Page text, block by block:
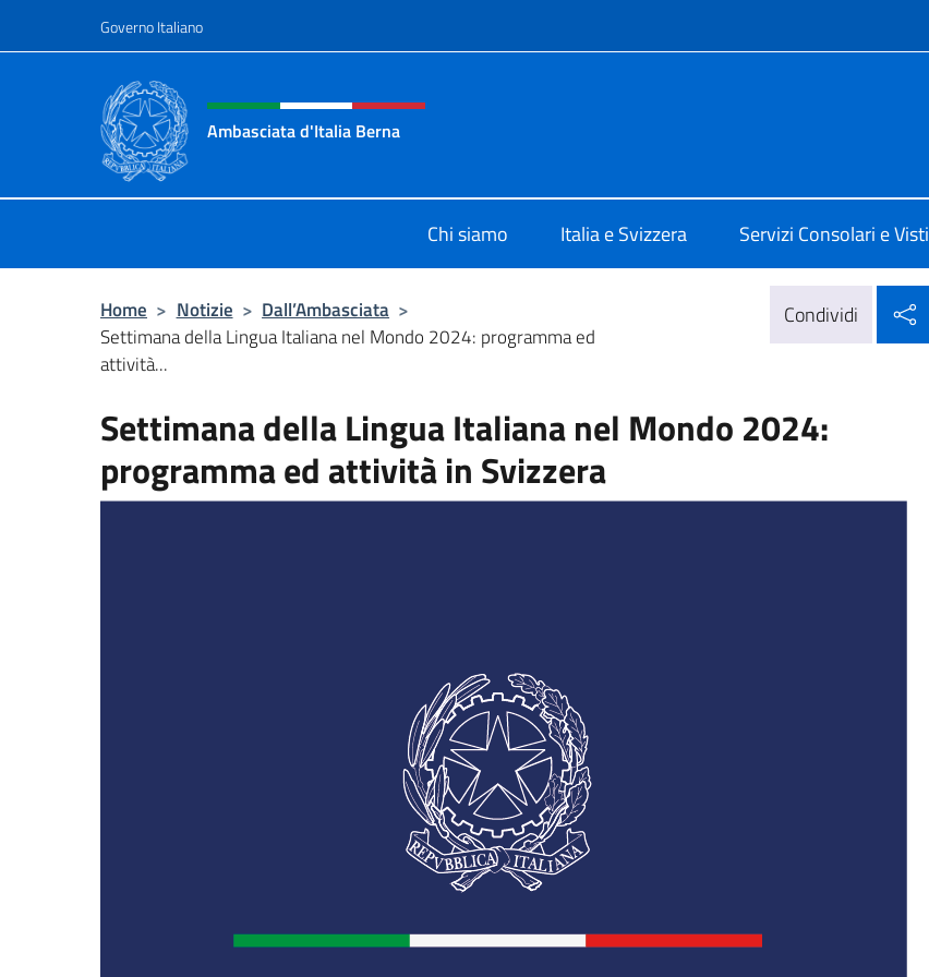
Governo Italiano
Intestazione sito, social e menù
Ambasciata d'Italia Berna
Chi siamo Italia e Svizzera Servizi Consolari e Visti
Home > Notizie > Dall’Ambasciata >
Settimana della Lingua Italiana nel Mondo 2024: programma ed
attività...
Condividi
Settimana della Lingua Italiana nel Mondo 2024:
programma ed attività in Svizzera